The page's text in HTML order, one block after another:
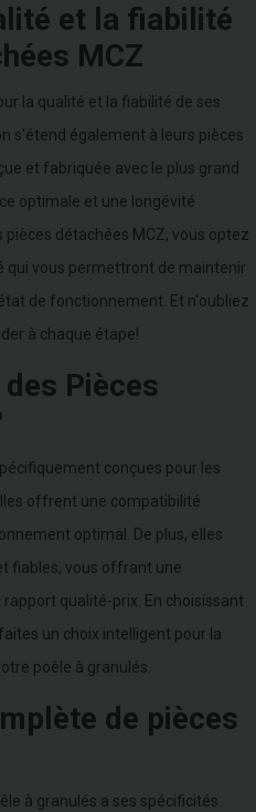
et la fiabilité
MCZ
la qualité et la fiabilité de ses
s'étend également à leurs pièces
et fabriquée avec le plus grand
optimale et une longévité
détachées MCZ, vous optez
qui vous permettront de maintenir
de fonctionnement. Et n'oubliez
à chaque étape!
Pièces
conçues pour les
offrent une compatibilité
optimal. De plus, elles
fiables, vous offrant une
qualité-prix. En choisissant
un choix intelligent pour la
poêle à granulés.
de pièces
à granulés a ses spécificités.